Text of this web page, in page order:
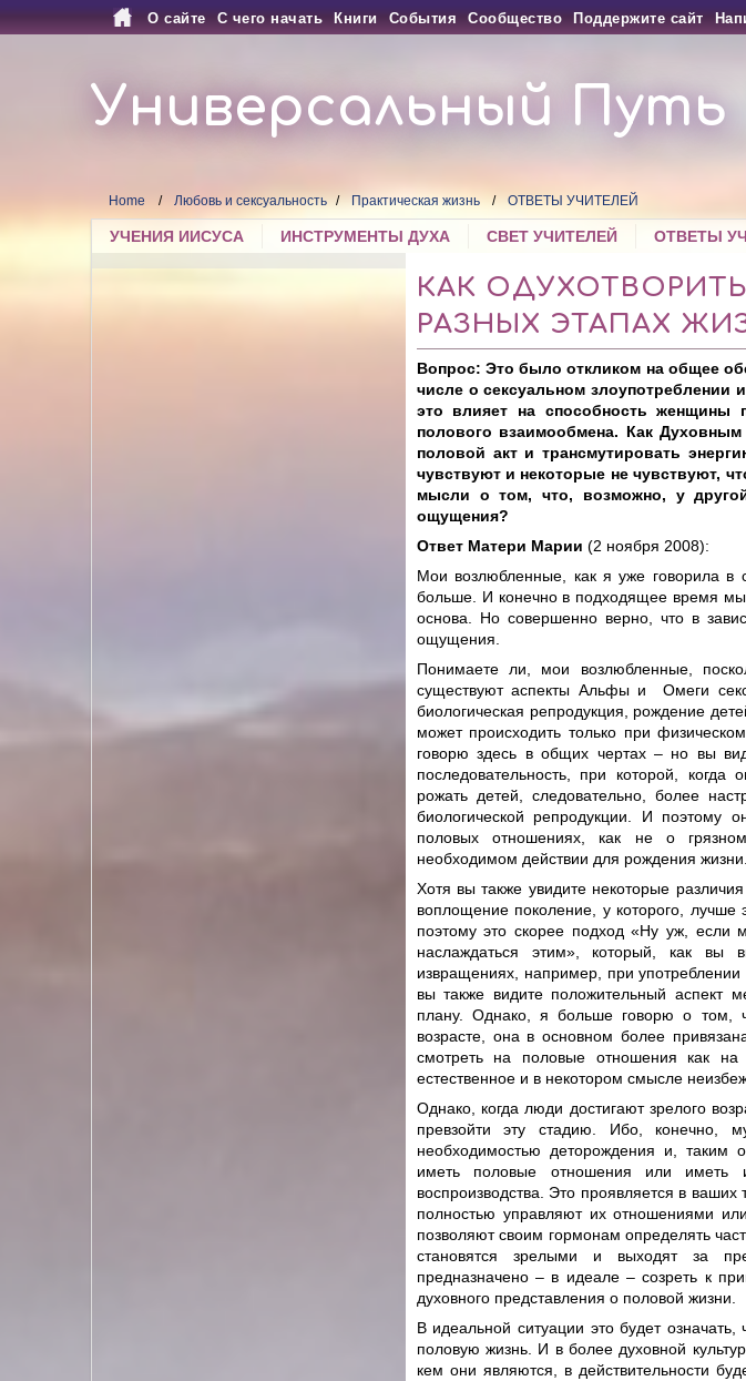
О сайте С чего начать Книги События Сообщество Поддержите сайт
Универсальный Путь
Home Любовь и сексуальность Практическая жизнь ОТВЕТЫ УЧИТЕЛЕЙ
УЧЕНИЯ ИИСУСА ИНСТРУМЕНТЫ ДУХА СВЕТ УЧИТЕЛЕЙ ОТВЕТЫ
КАК
РАЗНЫХ ЭТАПАХ
Вопрос: Это было откликом на общее
числе о сексуальном злоупотреблении
это влияет на способность
полового взаимообмена. Как
половой акт и трансмутировать
чувствуют и некоторые не чувствуют,
мысли о том, что, возможно, у
ощущения?
Ответ Матери Марии (2 ноября 2008):
Мои возлюбленные, как я уже говорила в
больше. И конечно в подходящее время
основа. Но совершенно верно, что в
ощущения.
Понимаете ли, мои возлюбленные,
существуют аспекты Альфы и Омеги
биологическая репродукция, рождение
может происходить только при
говорю здесь в общих чертах – но вы
последовательность, при которой,
рожать детей, следовательно, более
биологической репродукции. И поэтому
половых отношениях, как не о
необходимом действии для рождения жизни.
Хотя вы также увидите некоторые
воплощение поколение, у которого,
поэтому это скорее подход «Ну уж,
наслаждаться этим», который, как вы
извращениях, например, при
вы также видите положительный аспект
плану. Однако, я больше говорю о том,
возрасте, она в основном более
смотреть на половые отношения как на
естественное и в некотором смысле
Однако, когда люди достигают зрелого
превзойти эту стадию. Ибо, конечно,
необходимостью деторождения и, таким
иметь половые отношения или
воспроизводства. Это проявляется в
полностью управляют их отношениями
позволяют своим гормонам определять
становятся зрелыми и выходят за
предназначено – в идеале – созреть к
духовного представления о половой жизни.
В идеальной ситуации это будет
половую жизнь. И в более духовной
кем они являются, в действительности